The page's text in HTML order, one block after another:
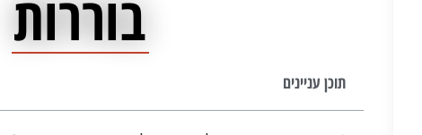
בוררות
תוכן עניינים